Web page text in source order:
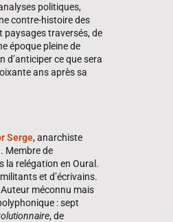
politiques,
contre-histoire des
paysages traversés, de
époque pleine de
d’anticiper ce que sera
ans après sa
Serge, anarchiste
Membre de
la relégation en Oural.
et d’écrivains.
méconnu mais
: sept
, de